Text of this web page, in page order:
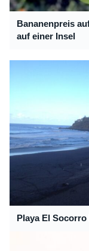
Bananenpreis
auf einer Insel
Playa El